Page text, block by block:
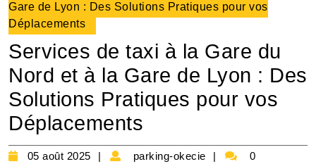
Gare de Lyon : Des Solutions Pratiques pour vos
Déplacements
Services de taxi à la Gare du
Nord et à la Gare de Lyon : Des
Solutions Pratiques pour vos
Déplacements
05 août 2025
05
parking-okecie
parking-
0